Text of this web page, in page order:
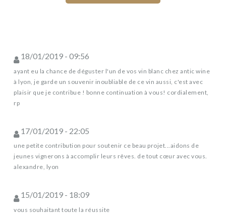
18/01/2019 - 09:56
ayant eu la chance de déguster l'un de vos vin blanc chez antic wine
à lyon, je garde un souvenir inoubliable de ce vin aussi, c'est avec
plaisir que je contribue ! bonne continuation à vous! cordialement,
rp
17/01/2019 - 22:05
une petite contribution pour soutenir ce beau projet...aidons de
jeunes vignerons à accomplir leurs rêves. de tout cœur avec vous.
alexandre, lyon
15/01/2019 - 18:09
vous souhaitant toute la réussite